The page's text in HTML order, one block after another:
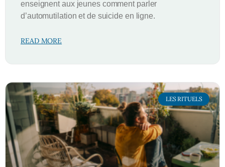
enseignent aux jeunes comment parler
d’automutilation et de suicide en ligne.
READ MORE
LES RITUELS